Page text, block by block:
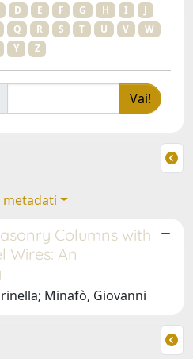
D E F G H I
J
Q R S T U V
W
Y Z
Columns with
Wires: An
Minafò, Giovanni